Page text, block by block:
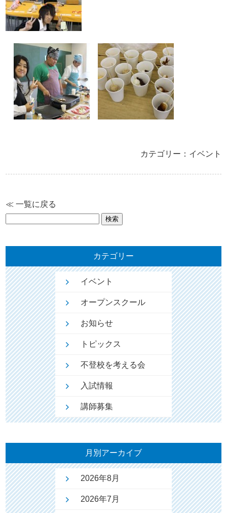
カテゴリー：イベント
≪ 一覧に戻る
カテゴリー
イベント
オープンスクール
お知らせ
トピックス
不登校を考える会
入試情報
講師募集
月別アーカイブ
2026年8月
2026年7月